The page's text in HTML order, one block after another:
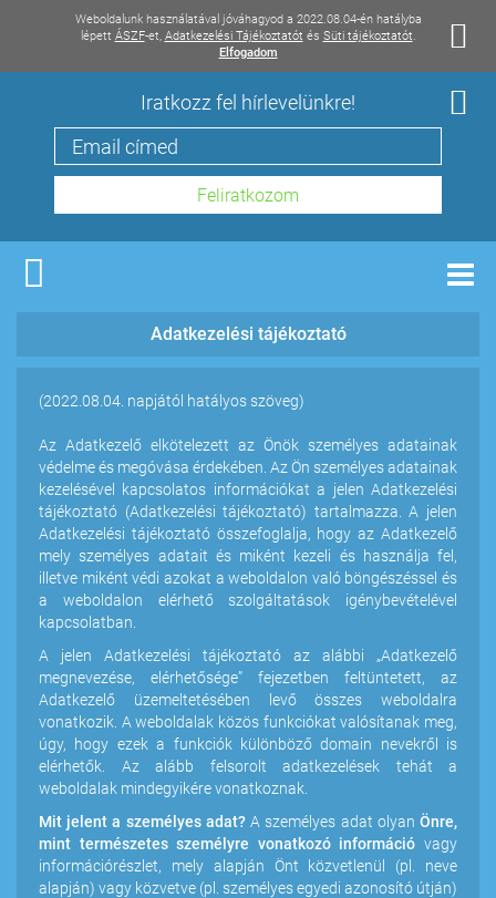
Weboldalunk használatával jóváhagyod a 2022.08.04-én hatályba
lépett ÁSZF-et, Adatkezelési Tájékoztatót és Süti tájékoztatót.
Elfogadom
Iratkozz fel hírlevelünkre!
Adatkezelési tájékoztató
(2022.08.04. napjától hatályos szöveg)
Az Adatkezelő elkötelezett az Önök személyes adatainak
védelme és megóvása érdekében. Az Ön személyes adatainak
kezelésével kapcsolatos információkat a jelen Adatkezelési
tájékoztató (Adatkezelési tájékoztató) tartalmazza. A jelen
Adatkezelési tájékoztató összefoglalja, hogy az Adatkezelő
mely személyes adatait és miként kezeli és használja fel,
illetve miként védi azokat a weboldalon való böngészéssel és
a weboldalon elérhető szolgáltatások igénybevételével
kapcsolatban.
A jelen Adatkezelési tájékoztató az alábbi „Adatkezelő
megnevezése, elérhetősége” fejezetben feltüntetett, az
Adatkezelő üzemeltetésében levő összes weboldalra
vonatkozik. A weboldalak közös funkciókat valósítanak meg,
úgy, hogy ezek a funkciók különböző domain nevekről is
elérhetők. Az alább felsorolt adatkezelések tehát a
weboldalak mindegyikére vonatkoznak.
Mit jelent a személyes adat?A személyes adat olyanÖnre,
mint természetes személyre vonatkozó információ vagy
információrészlet, mely alapján Önt közvetlenül (pl. neve
alapján) vagy közvetve (pl. személyes egyedi azonosító útján)